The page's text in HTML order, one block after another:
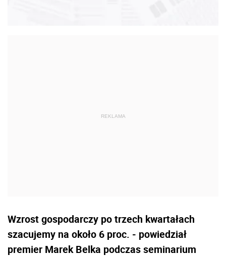
Wzrost gospodarczy po trzech kwartałach
szacujemy na około 6 proc. - powiedział
premier Marek Belka podczas seminarium